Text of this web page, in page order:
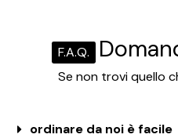
F.A.Q.
Se non trovi quello
ordinare da noi è facile